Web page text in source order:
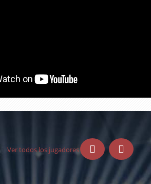
Ver todos los jugadores